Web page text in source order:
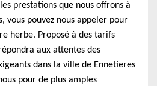
prestations que nous offrons à
vous pouvez nous appeler pour
herbe. Proposé à des tarifs
aux attentes des
dans la ville de Ennetieres
pour de plus amples